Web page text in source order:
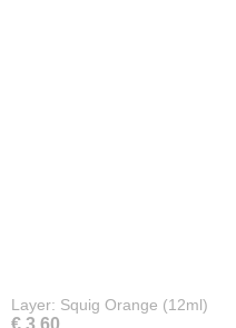
Layer: Squig Orange (12ml)
€ 3,60